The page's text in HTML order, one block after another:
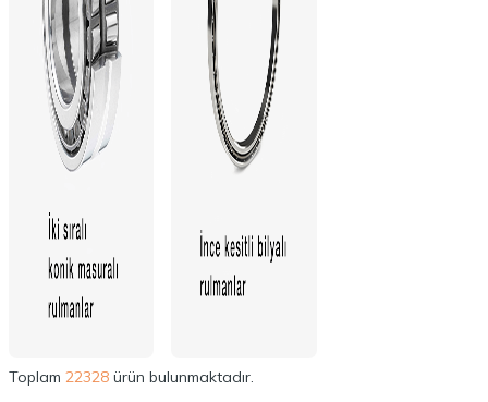
Toplam 22328 ürün bulunmaktadır.